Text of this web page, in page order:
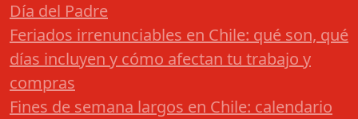
Día del Padre
Feriados irrenunciables en Chile: qué son, qué
días incluyen y cómo afectan tu trabajo y
compras
Fines de semana largos en Chile: calendario